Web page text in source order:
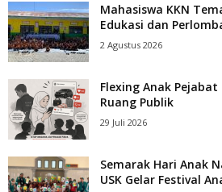
Mahasiswa KKN
Edukasi dan
2 Agustus 2026
Flexing Anak
Ruang Publik
29 Juli 2026
Semarak Hari Anak
USK Gelar Festival